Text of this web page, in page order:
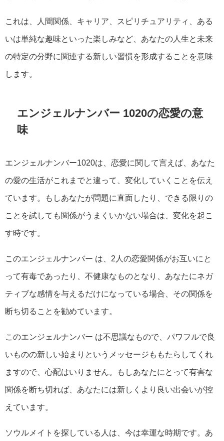
これは、人間関係、キャリア、スピリチュアリティ、ある
いは単純な趣味といった楽しみなど、あなたの人生と未来
の特定の分野に関連する新しい習慣を形成することを意味
します。
エンジェルナンバー 1020の恋愛の意
味
エンジェルナンバー1020は、恋愛に関して言えば、あなた
の愛の生活がこれまでと違って、変化していくことを伝え
ています。もしあなたが問題に直面したり、できる限りの
ことを試しても関係がうまくいかない場合は、変化を起こ
す時です。
このエンジェルナンバー は、2人の恋愛関係がお互いにと
って有毒であったり、不健康なものとなり、あなたにネガ
ティブな感情を与えるだけになっている場合、その関係を
断ち切ることを勧めています。
このエンジェルナンバー は不思議なもので、パワフルで良
いものの新しい始まりというメッセージももたらしてくれ
ますので、心配はいりません。もしあなたにとって有害な
関係を断ち切れば、あなたには新しくより良い出会いが控
えています。
ソウルメイトを探している人は、今は幸運な時期です。あ